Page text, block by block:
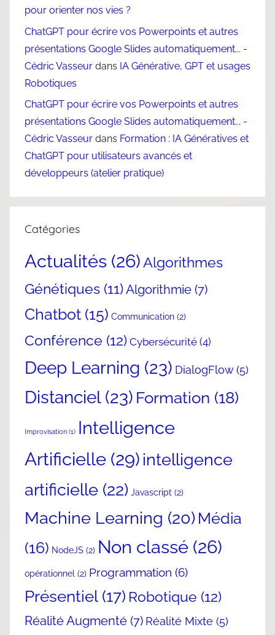
pour orienter nos vies ?
ChatGPT pour écrire vos Powerpoints et autres
présentations Google Slides automatiquement... -
Cédric Vasseur dans IA Générative, GPT et usages
Robotiques
ChatGPT pour écrire vos Powerpoints et autres
présentations Google Slides automatiquement... -
Cédric Vasseur dans Formation : IA Génératives et
ChatGPT pour utilisateurs avancés et
développeurs (atelier pratique)
Catégories
Actualités (26) Algorithmes
Génétiques (11)Algorithmie (7)
Chatbot (15) Communication (2)
Conférence (12) Cybersécurité (4)
Deep Learning (23) DialogFlow(5)
Distanciel(23) Formation (18)
Improvisation (1) Intelligence
Artificielle (29) intelligence
artificielle (22) Javascript (2)
Machine Learning (20) Média
(16) NodeJS (2) Non classé (26)
opérationnel (2) Programmation (6)
Présentiel(17) Robotique (12)
Réalité Augmenté (7) Réalité Mixte (5)